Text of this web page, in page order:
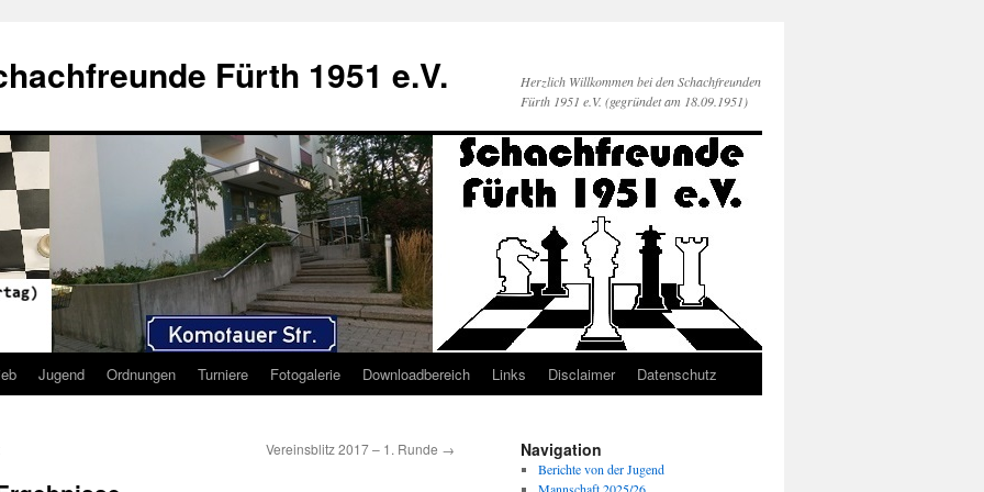
Fürth 1951 e.V.
Herzlich Willkommen bei den Schachfreunden
Fürth 1951 e.V. (gegründet am 18.09.1951)
Jugend Ordnungen Turniere Fotogalerie Downloadbereich Links Disclaimer Datenschutz
Vereinsblitz 2017 – 1. Runde → Navigation
Berichte von der Jugend